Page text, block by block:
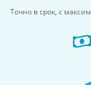
Точно в срок, с